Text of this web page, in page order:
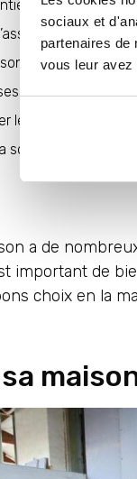
sociaux et
partenaires de
vous leur
de l’assurance
assurance
besoins en
les offres des
solidité de l’assureur
a de
important de
choix en la